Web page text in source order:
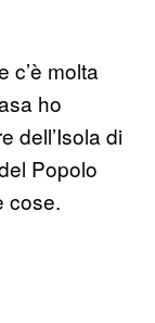
c’è molta
ho
dell’Isola di
Popolo
cose.